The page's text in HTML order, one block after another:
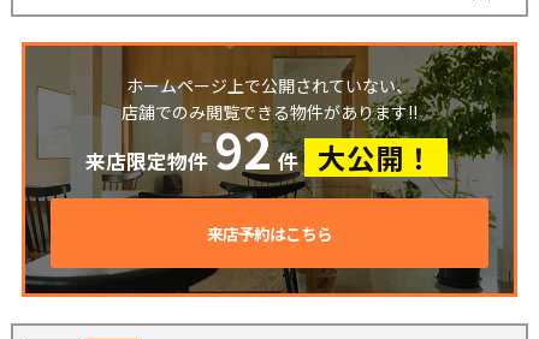
ホームページ上で公開されていない、
店舗でのみ閲覧できる物件があります!!
来店限定物件 92 件 大公開！
来店予約はこちら